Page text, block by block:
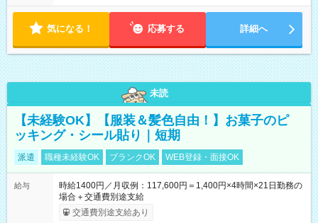
気になる！ 応募する 詳細へ
未読
【未経験OK】【服装＆髪色自由！】お菓子のピ
ッキング・シール貼り｜短期
派遣 職種未経験OK ブランクOK WEB登録・面接OK
給与
時給1400円／月収例：117,600円＝1,400円×4時間×21日勤務の
場合＋交通費別途支給
交通費別途支給あり